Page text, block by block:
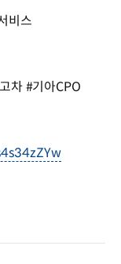
비스
차 #기아CPO